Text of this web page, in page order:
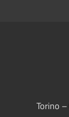
Torino